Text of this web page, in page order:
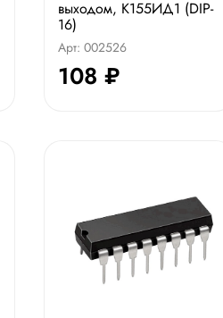
выходом, К155ИД1 (DIP-
16)
Арт: 002526
108 ₽